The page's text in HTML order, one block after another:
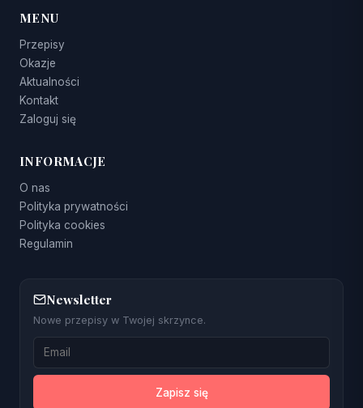
MENU
Przepisy
Okazje
Aktualności
Kontakt
Zaloguj się
INFORMACJE
O nas
Polityka prywatności
Polityka cookies
Regulamin
Newsletter
Nowe przepisy w Twojej skrzynce.
Zapisz się